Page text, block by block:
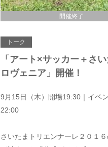
開催終了
トーク
「アート×サッカー＋さ
ロヴェニア」開催！
9月15日（木）開場19:30｜イベ
22:00
さいたまトリエンナーレ２０１